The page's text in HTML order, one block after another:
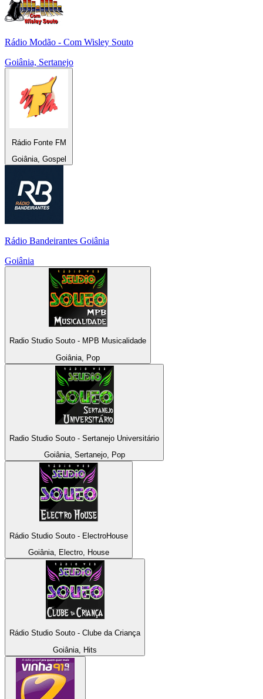
Rádio Modão - Com Wisley Souto
Goiânia, Sertanejo
Rádio Fonte FM
Goiânia, Gospel
Rádio Bandeirantes Goiânia
Goiânia
Radio Studio Souto - MPB Musicalidade
Goiânia, Pop
Radio Studio Souto - Sertanejo Universitário
Goiânia, Sertanejo, Pop
Rádio Studio Souto - ElectroHouse
Goiânia, Electro, House
Rádio Studio Souto - Clube da Criança
Goiânia, Hits